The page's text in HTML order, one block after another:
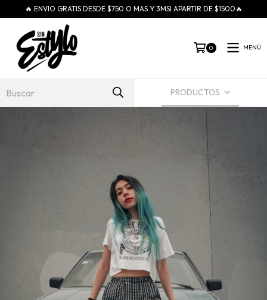
🔥 ENVIO GRATIS DESDE $750 O MAS Y 3MSI APARTIR DE $1500🔥
0 MENÚ
PRODUCTOS